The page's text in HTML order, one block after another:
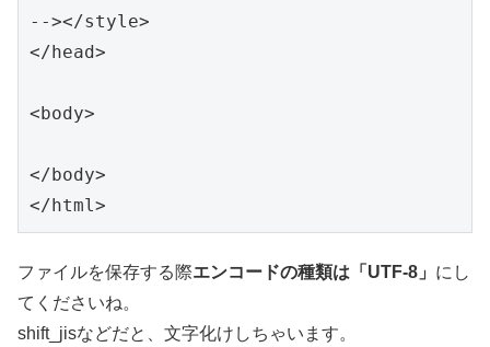
--></style>
</head>
<body>
</body>
</html>
ファイルを保存する際エンコードの種類は「UTF-8」 にし
てくださいね。
shift_jisなどだと、文字化けしちゃいます。